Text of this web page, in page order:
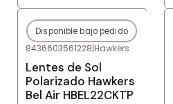
-80%OFF
Agotado
Disponible bajo pedido
8436603561228|Hawkers
Lentes de Sol
Polarizado Hawkers
Bel Air HBEL22CKTP